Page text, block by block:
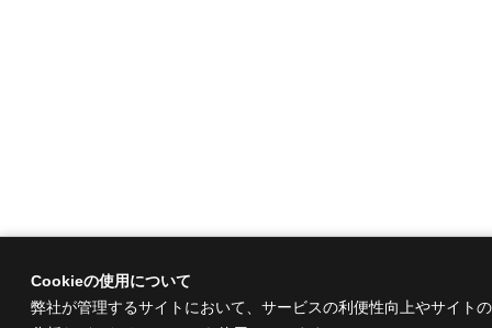
Cookieの使用について
弊社が管理するサイトにおいて、サービスの利便性向上やサイト